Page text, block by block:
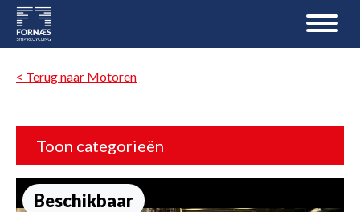
< Terug naar Motoren
Toon categorieën
Beschikbaar